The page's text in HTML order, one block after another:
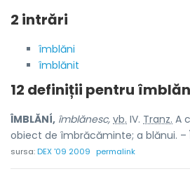
2 intrări
îmblăni
îmblănit
12 definiții pentru
ÎMBLĂNÍ, îmblănesc, vb. IV. Tranz. A
obiect de îmbrăcăminte; a blănui. –
sursa:DEX '09 2009 permalink